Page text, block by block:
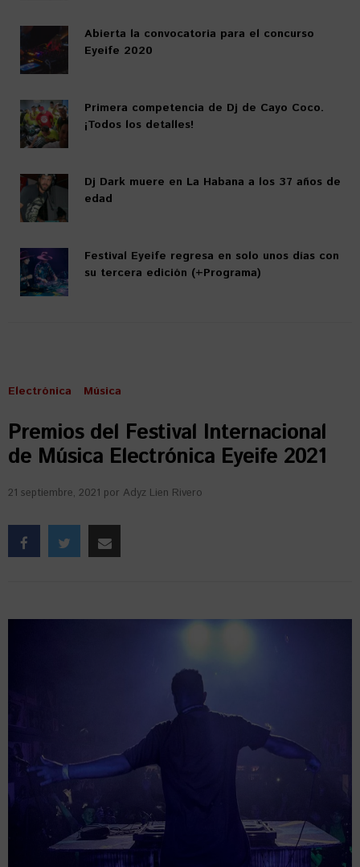
Abierta la convocatoria para el concurso
Eyeife 2020
Primera competencia de Dj de Cayo Coco.
¡Todos los detalles!
Dj Dark muere en La Habana a los 37 años de
edad
Festival Eyeife regresa en solo unos días con
su tercera edición (+Programa)
Electrónica Música
Premios del Festival Internacional
de Música Electrónica Eyeife 2021
21 septiembre, 2021 por Adyz Lien Rivero